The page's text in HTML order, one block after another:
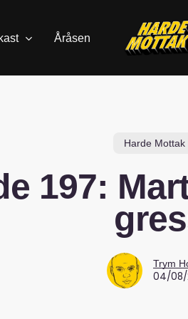
Åråsen
Harde Mottak
197:
Trym
04/08/